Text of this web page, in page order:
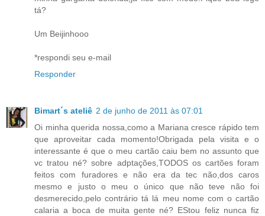
tá?
Um Beijinhooo
*respondi seu e-mail
Responder
Bimart´s ateliê 2 de junho de 2011 às 07:01
Oi minha querida nossa,como a Mariana cresce rápido tem
que aproveitar cada momento!Obrigada pela visita e o
interessante é que o meu cartão caiu bem no assunto que
vc tratou né? sobre adptações,TODOS os cartões foram
feitos com furadores e não era da tec não,dos caros
mesmo e justo o meu o único que não teve não foi
desmerecido,pelo contrário tá lá meu nome com o cartão
calaria a boca de muita gente né? EStou feliz nunca fiz